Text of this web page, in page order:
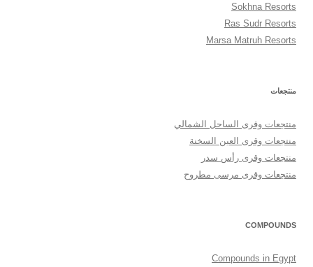
Sokhna Resorts
Ras Sudr Resorts
Marsa Matruh Resorts
منتجعات
منتجعات وقرى الساحل الشمالي
منتجعات وقرى العين السخنة
منتجعات وقرى رأس سدر
منتجعات وقرى مرسى مطروح
COMPOUNDS
Compounds in Egypt